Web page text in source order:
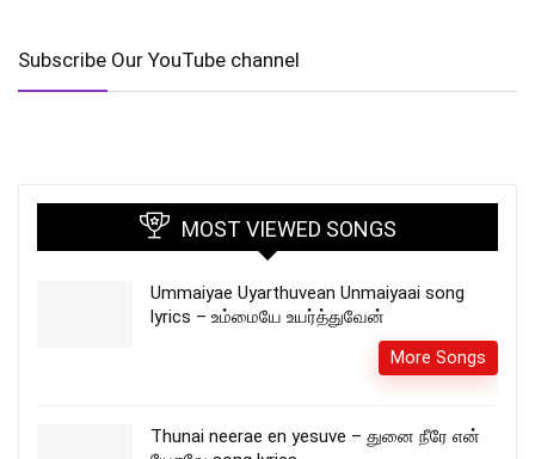
Subscribe Our YouTube channel
MOST VIEWED SONGS
Ummaiyae Uyarthuvean Unmaiyaai song
lyrics – உம்மையே உயர்த்துவேன்
More Songs
Thunai neerae en yesuve – துனை நீரே என்